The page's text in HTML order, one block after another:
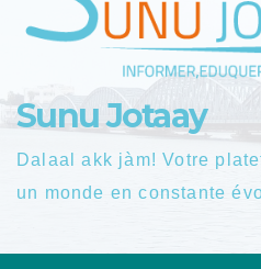
Sunu Jotaay
Dalaal akk jàm! Votre
un monde en constante